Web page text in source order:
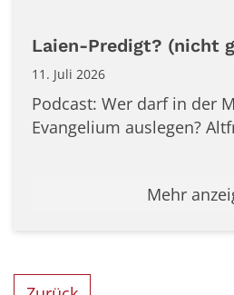
Laien-Predigt? (nicht
11. Juli 2026
Podcast: Wer darf in der
Evangelium auslegen?
Mehr